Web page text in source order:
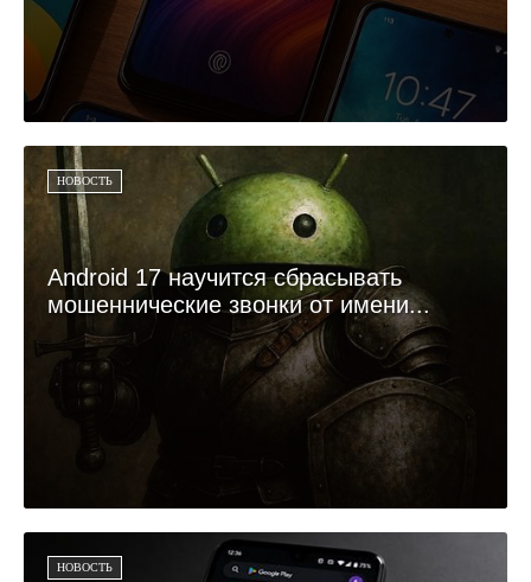
НОВОСТЬ
Android 17 научится сбрасывать
мошеннические звонки от имени...
НОВОСТЬ